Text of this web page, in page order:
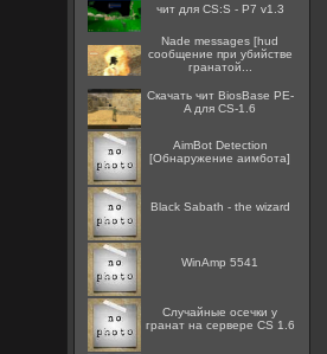
чит для CS:S - P7 v1.3
Nade messages [hud
сообщение при убийстве
гранатой...
Скачать чит BiosBase PE-
A для CS-1.6
AimBot Detection
[Обнаружение аимбота]
Black Sabath - the wizard
WinAmp 5541
Случайные осечки у
гранат на сервере CS 1.6